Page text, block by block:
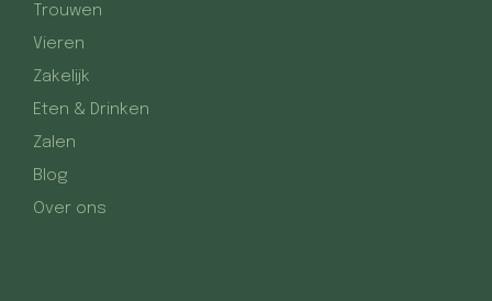
Trouwen
Vieren
Zakelijk
Eten & Drinken
Zalen
Blog
Over ons